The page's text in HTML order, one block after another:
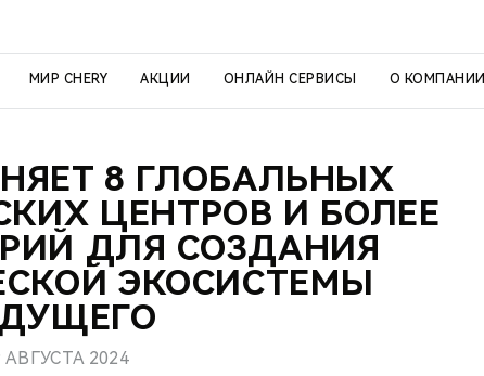
МИР CHERY АКЦИИ ОНЛАЙН СЕРВИСЫ О КОМПАНИИ
8 ГЛОБАЛЬНЫХ
ЦЕНТРОВ И БОЛЕЕ
ДЛЯ СОЗДАНИЯ
ЭКОСИСТЕМЫ
АВГУСТА 2024